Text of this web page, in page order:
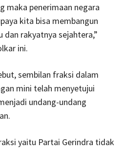
maka penerimaan negara
kita bisa membangun
dan rakyatnya sejahtera,”
ini.
sembilan fraksi dalam
mini telah menyetujui
undang-undang
yaitu Partai Gerindra tidak